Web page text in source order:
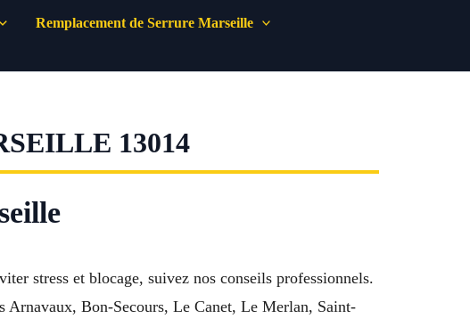
Remplacement de Serrure Marseille
13014
stress et blocage, suivez nos conseils professionnels.
Arnavaux, Bon-Secours, Le Canet, Le Merlan, Saint-